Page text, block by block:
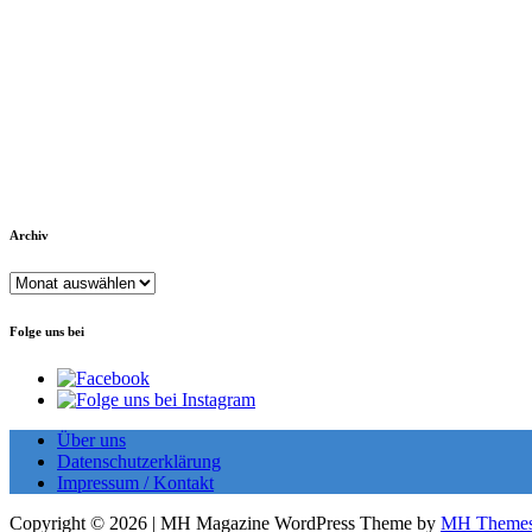
Archiv
Archiv
Folge uns bei
Über uns
Datenschutzerklärung
Impressum / Kontakt
Copyright © 2026 | MH Magazine WordPress Theme by MH